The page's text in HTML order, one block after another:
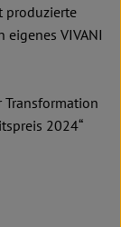
produzierte
VIVANI
Transformation
2024“